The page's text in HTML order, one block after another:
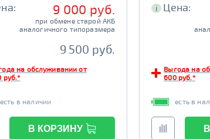
9 000 руб.
при обмене старой АКБ
аналогичного типоразмера
9 500 руб.
на обслуживании от
руб.*
есть в наличии
В КОРЗИНУ
i Цена:
Выгода на
600 руб.*
есть в